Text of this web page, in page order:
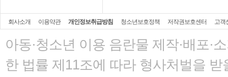
회사소개 이용약관 개인정보취급방침 청소년보호정책 저작권보호센터 고객
아동·청소년 이용 음란물 제작·배포·
한 법률 제11조에 따라 형사처벌을 받